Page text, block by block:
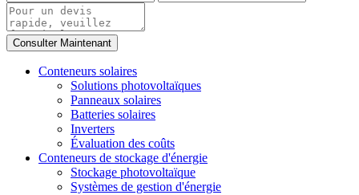
Conteneurs solaires
Solutions photovoltaïques
Panneaux solaires
Batteries solaires
Inverters
Évaluation des coûts
Conteneurs de stockage d'énergie
Stockage photovoltaïque
Systèmes de gestion d'énergie